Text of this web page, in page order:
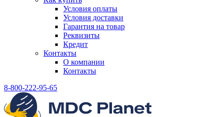
Условия оплаты
Условия доставки
Гарантия на товар
Реквизиты
Кредит
Контакты
О компании
Контакты
8-800-222-95-65